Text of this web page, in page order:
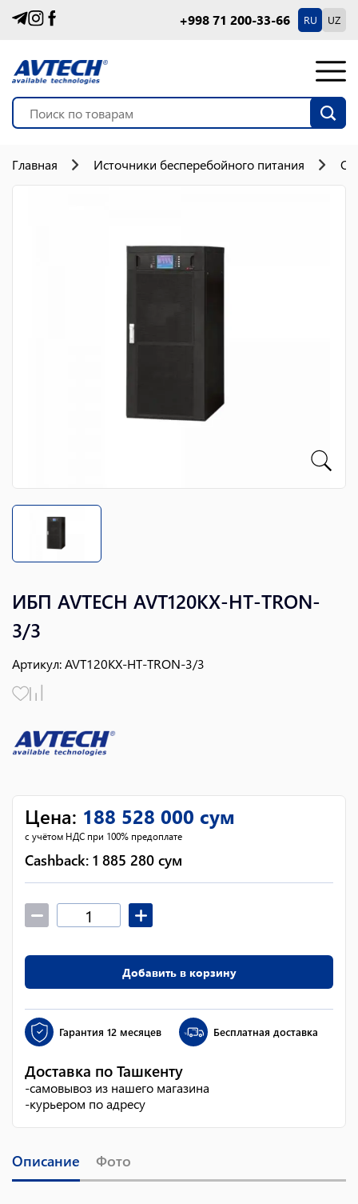
+998 71 200-33-66 RU UZ
Главная Источники бесперебойного питания
ИБП AVTECH AVT120KX-HT-TRON-
3/3
Артикул:AVT120KX-HT-TRON-3/3
Цена: 188 528 000 сум
с учётом НДС при 100% предоплате
Cashback: 1 885 280 сум
Добавить в корзину
Гарантия 12 месяцев Бесплатная доставка
Доставка по Ташкенту
-самовывоз из нашего магазина
-курьером по адресу
Описание Фото